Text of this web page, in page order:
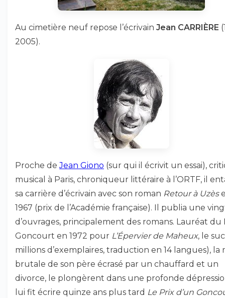
Au cimetière neuf repose l’écrivain Jean CARRIÈRE
2005).
Proche deJean Giono (sur qui il écrivit un essai),
musical à Paris, chroniqueur littéraire à l’ORTF, il
sa carrière d’écrivain avec son roman Retour à Uzès
1967 (prix de l’Académie française). Il publia une
d’ouvrages, principalement des romans. Lauréat du
Goncourt en 1972 pour L’Épervier de Maheux, le
millions d’exemplaires, traduction en 14 langues), la
brutale de son père écrasé par un chauffard et un
divorce, le plongèrent dans une profonde
lui fit écrire quinze ans plus tard Le Prix d’un